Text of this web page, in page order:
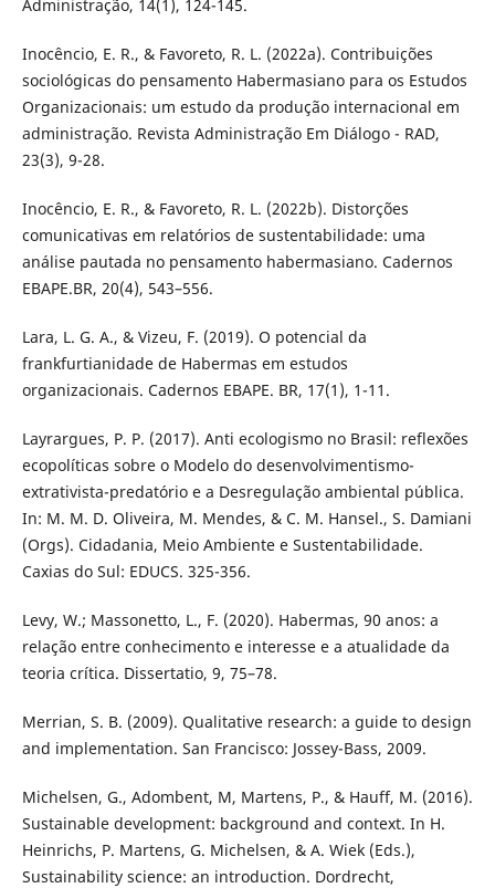
Administração, 14(1), 124-145.
Inocêncio, E. R., & Favoreto, R. L. (2022a). Contribuições
sociológicas do pensamento Habermasiano para os Estudos
Organizacionais: um estudo da produção internacional em
administração. Revista Administração Em Diálogo - RAD,
23(3), 9-28.
Inocêncio, E. R., & Favoreto, R. L. (2022b). Distorções
comunicativas em relatórios de sustentabilidade: uma
análise pautada no pensamento habermasiano. Cadernos
EBAPE.BR, 20(4), 543–556.
Lara, L. G. A., & Vizeu, F. (2019). O potencial da
frankfurtianidade de Habermas em estudos
organizacionais. Cadernos EBAPE. BR, 17(1), 1-11.
Layrargues, P. P. (2017). Anti ecologismo no Brasil: reflexões
ecopolíticas sobre o Modelo do desenvolvimentismo-
extrativista-predatório e a Desregulação ambiental pública.
In: M. M. D. Oliveira, M. Mendes, & C. M. Hansel., S. Damiani
(Orgs). Cidadania, Meio Ambiente e Sustentabilidade.
Caxias do Sul: EDUCS. 325-356.
Levy, W.; Massonetto, L., F. (2020). Habermas, 90 anos: a
relação entre conhecimento e interesse e a atualidade da
teoria crítica. Dissertatio, 9, 75–78.
Merrian, S. B. (2009). Qualitative research: a guide to design
and implementation. San Francisco: Jossey-Bass, 2009.
Michelsen, G., Adombent, M, Martens, P., & Hauff, M. (2016).
Sustainable development: background and context. In H.
Heinrichs, P. Martens, G. Michelsen, & A. Wiek (Eds.),
Sustainability science: an introduction. Dordrecht,